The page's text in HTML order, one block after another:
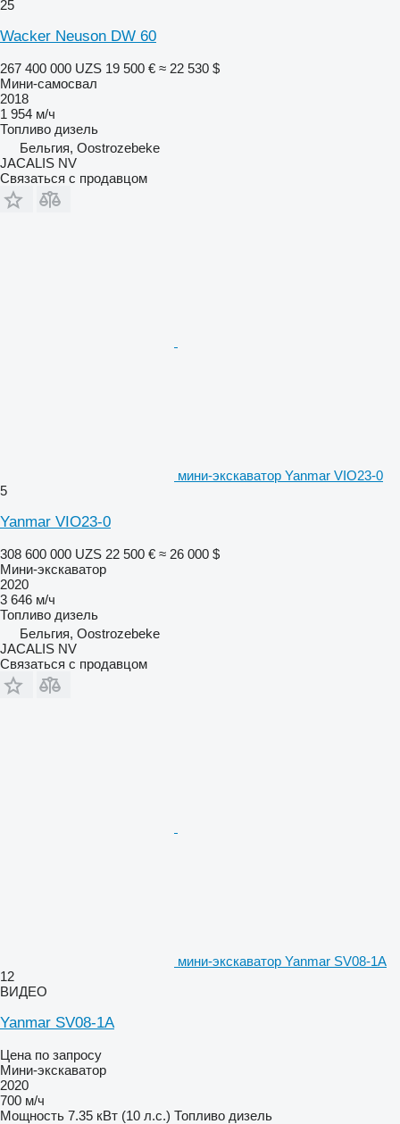
25
Wacker Neuson DW 60
267 400 000 UZS 19 500 € ≈ 22 530 $
Мини-самосвал
2018
1 954 м/ч
Топливо дизель
Бельгия, Oostrozebeke
JACALIS NV
Связаться с продавцом
мини-экскаватор Yanmar VIO23-0
5
Yanmar VIO23-0
308 600 000 UZS 22 500 € ≈ 26 000 $
Мини-экскаватор
2020
3 646 м/ч
Топливо дизель
Бельгия, Oostrozebeke
JACALIS NV
Связаться с продавцом
мини-экскаватор Yanmar SV08-1A
12
ВИДЕО
Yanmar SV08-1A
Цена по запросу
Мини-экскаватор
2020
700 м/ч
Мощность 7.35 кВт (10 л.с.) Топливо дизель